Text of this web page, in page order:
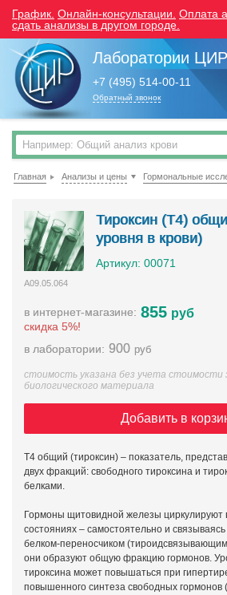
График. Онлайн-консультации. Оплата
сдать анализы в другом городе.
Лаборатории ЦИР
+7 (495) 514-00-11
Обратный звонок
Главная Анализы и цены
Тироксин (Т4)
уровня в крови)
Артикул: 00071
A09.05.064
в интернет-магазине:
скидка 5%!
855 руб
в лаборатории: 900 руб
стоимость указана без учета стоимости
биологического материала
Добавить в
Т4 общий (тироксин) – показатель,
двух фракций: свободного тироксина и
белками.
Гормоны щитовидной железы циркулируют
состояниях – самостоятельно и
белком-переносчиком
они образуют общую фракцию гормонов.
тироксина может повышаться при
повышенного синтеза свободных гормонов